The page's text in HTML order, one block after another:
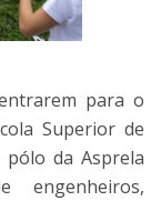
para o
Superior de
da Asprela
engenheiros,